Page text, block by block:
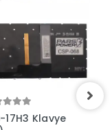
17H3 Klavye